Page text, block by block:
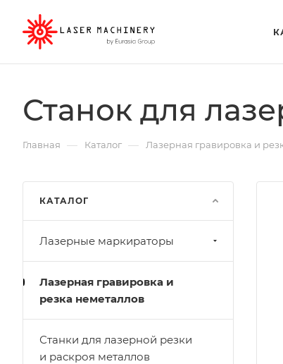
Станок для
Главная — Каталог — Лазерная гравировка и
КАТАЛОГ
Лазерные маркираторы
Лазерная гравировка и
резка неметаллов
Станки для лазерной резки
и раскроя металлов